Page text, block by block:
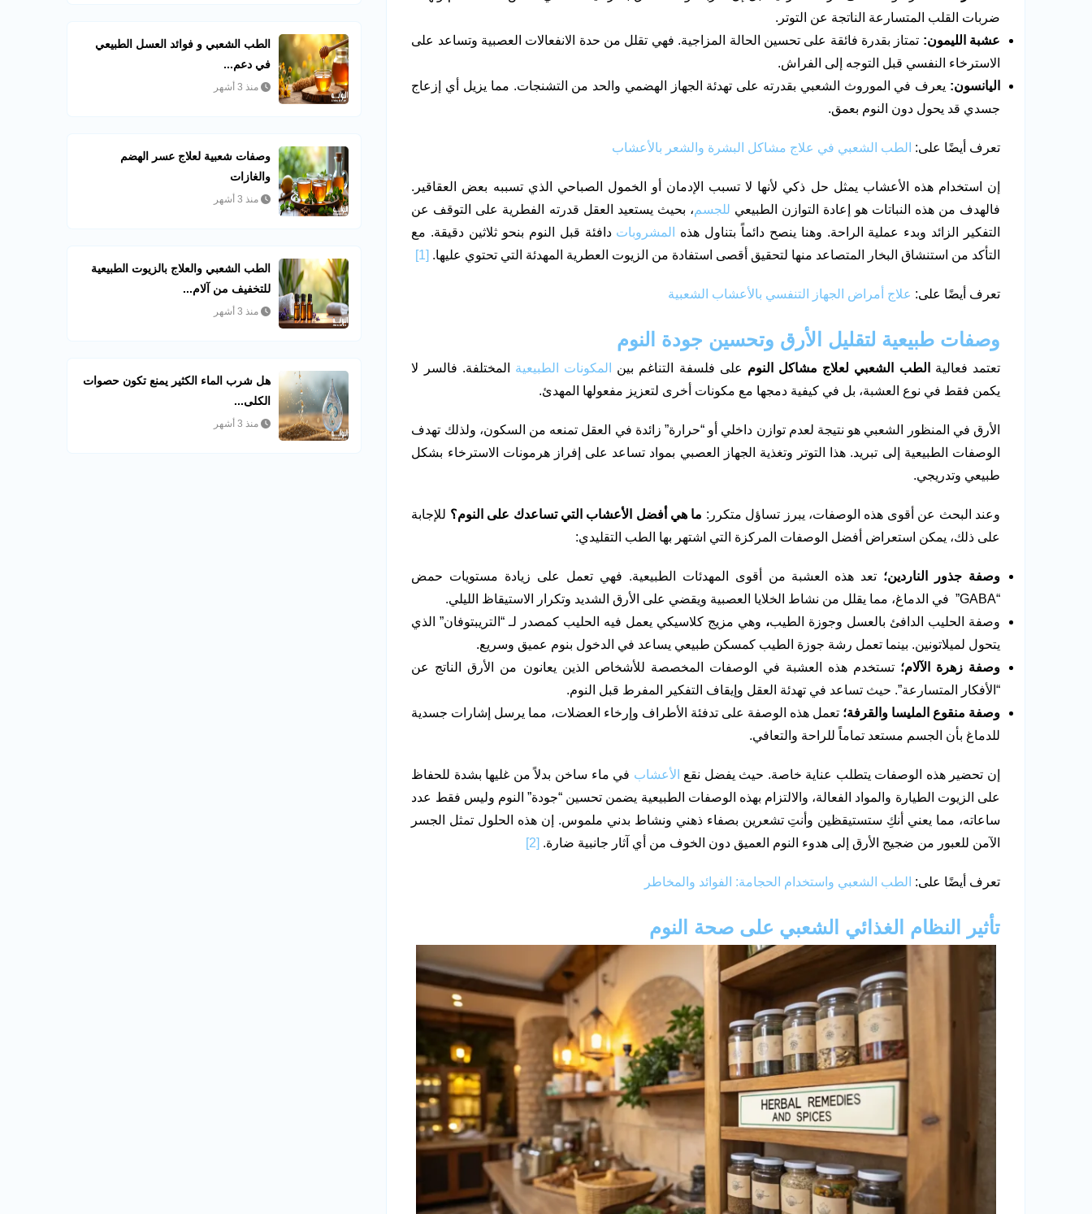
ضربات القلب المتسارعة الناتجة عن التوتر.
عشبة الليمون: تمتاز بقدرة فائقة على تحسين الحالة المزاجية. فهي تقلل من حدة الانفعالات العصبية وتساعد على
الاسترخاء النفسي قبل التوجه إلى الفراش.
اليانسون: يعرف في الموروث الشعبي بقدرته على تهدئة الجهاز الهضمي والحد من التشنجات. مما يزيل أي إزعاج
جسدي قد يحول دون النوم بعمق.
تعرف أيضًا على: الطب الشعبي في علاج مشاكل البشرة والشعر بالأعشاب
إن استخدام هذه الأعشاب يمثل حل ذكي لأنها لا تسبب الإدمان أو الخمول الصباحي الذي تسببه بعض العقاقير.
فالهدف من هذه النباتات هو إعادة التوازن الطبيعي للجسم، بحيث يستعيد العقل قدرته الفطرية على التوقف عن
التفكير الزائد وبدء عملية الراحة. وهنا ينصح دائماً بتناول هذه
المشروبات دافئة قبل النوم بنحو ثلاثين دقيقة. مع
التأكد من استنشاق البخار المتصاعد منها لتحقيق أقصى استفادة من الزيوت العطرية المهدئة التي تحتوي عليها. [1]
تعرف أيضًا على: علاج أمراض الجهاز التنفسي بالأعشاب الشعبية
وصفات طبيعية لتقليل الأرق وتحسين جودة النوم
تعتمد فعالية الطب الشعبي لعلاج مشاكل النوم على فلسفة التناغم بين المكونات الطبيعية المختلفة. فالسر لا
يكمن فقط في نوع العشبة، بل في كيفية دمجها مع مكونات أخرى لتعزيز مفعولها المهدئ.
الأرق في المنظور الشعبي هو نتيجة لعدم توازن داخلي أو “حرارة” زائدة في العقل تمنعه من السكون، ولذلك تهدف
الوصفات الطبيعية إلى تبريد. هذا التوتر وتغذية الجهاز العصبي بمواد تساعد على إفراز هرمونات الاسترخاء بشكل
طبيعي وتدريجي.
وعند البحث عن أقوى هذه الوصفات، يبرز تساؤل متكرر: ما هي أفضل الأعشاب التي تساعدك على النوم؟ للإجابة
على ذلك، يمكن استعراض أفضل الوصفات المركزة التي اشتهر بها الطب التقليدي:
وصفة جذور الناردين؛ تعد هذه العشبة من أقوى المهدئات الطبيعية. فهي تعمل على زيادة مستويات حمض
“GABA” في الدماغ، مما يقلل من نشاط الخلايا العصبية ويقضي على الأرق الشديد وتكرار الاستيقاظ الليلي.
وصفة الحليب الدافئ بالعسل وجوزة الطيب، وهي مزيج كلاسيكي يعمل فيه الحليب كمصدر لـ “التريبتوفان” الذي
يتحول لميلاتونين. بينما تعمل رشة جوزة الطيب كمسكن طبيعي يساعد في الدخول بنوم عميق وسريع.
وصفة زهرة الآلام؛تستخدم هذه العشبة في الوصفات المخصصة للأشخاص الذين يعانون من الأرق الناتج عن
“الأفكار المتسارعة”. حيث تساعد في تهدئة العقل وإيقاف التفكير المفرط قبل النوم.
وصفة منقوع المليسا والقرفة؛ تعمل هذه الوصفة على تدفئة الأطراف وإرخاء العضلات، مما يرسل إشارات جسدية
للدماغ بأن الجسم مستعد تماماً للراحة والتعافي.
إن تحضير هذه الوصفات يتطلب عناية خاصة. حيث يفضل نقع الأعشاب في ماء ساخن بدلاً من غليها بشدة للحفاظ
على الزيوت الطيارة والمواد الفعالة، والالتزام بهذه الوصفات الطبيعية يضمن تحسين “جودة” النوم وليس فقط عدد
ساعاته، مما يعني أنكِ ستستيقظين وأنتِ تشعرين بصفاء ذهني ونشاط بدني ملموس. إن هذه الحلول تمثل الجسر
الآمن للعبور من ضجيج الأرق إلى هدوء النوم العميق دون الخوف من أي آثار جانبية ضارة. [2]
تعرف أيضًا على: الطب الشعبي واستخدام الحجامة: الفوائد والمخاطر
تأثير النظام الغذائي الشعبي على صحة النوم
الطب الشعبي و فوائد العسل الطبيعي
في دعم...
منذ 3 أشهر
وصفات شعبية لعلاج عسر الهضم
والغازات
منذ 3 أشهر
الطب الشعبي والعلاج بالزيوت الطبيعية
للتخفيف من آلام...
منذ 3 أشهر
هل شرب الماء الكثير يمنع تكون حصوات
الكلى...
منذ 3 أشهر